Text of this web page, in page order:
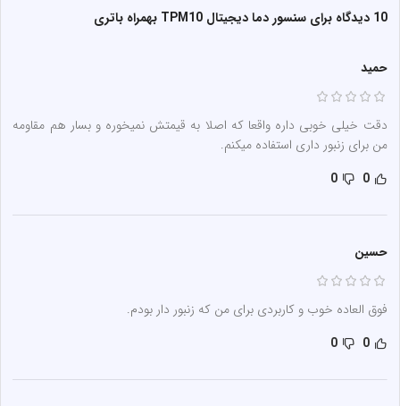
10 دیدگاه برای سنسور دما دیجیتال TPM10 بهمراه باتری
حمید
دقت خیلی خوبی داره واقعا که اصلا به قیمتش نمیخوره و بسار هم مقاومه
من برای زنبور داری استفاده میکنم.
0
0
حسین
فوق العاده خوب و کاربردی برای من که زنبور دار بودم.
0
0